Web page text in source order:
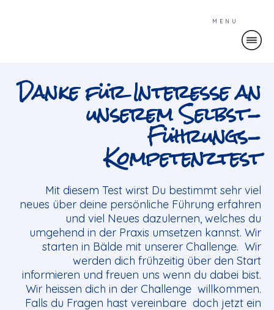
MENU
Danke für Interesse an
unserem Selbst-
Führungs-
Kompetenztest
Mit diesem Test wirst Du bestimmt sehr viel
neues über deine persönliche Führung erfahren
und viel Neues dazulernen, welches du
umgehend in der Praxis umsetzen kannst. Wir
starten in Bälde mit unserer Challenge. Wir
werden dich frühzeitig über den Start
informieren und freuen uns wenn du dabei bist.
Wir heissen dich in der Challenge willkommen.
Falls du Fragen hast vereinbare doch jetzt ein